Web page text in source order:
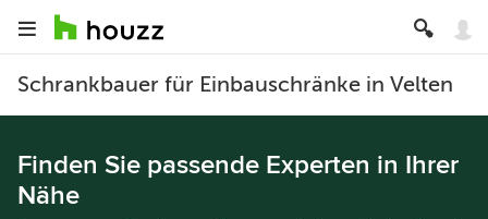
Schrankbauer für Einbauschränke in Velten
Finden Sie passende Experten in Ihrer
Nähe